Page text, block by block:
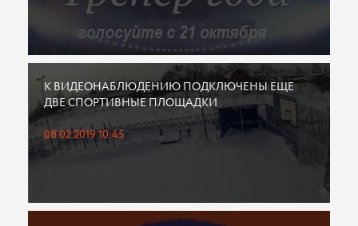
К ВИДЕОНАБЛЮДЕНИЮ ПОДКЛЮЧЕНЫ ЕЩЕ
ДВЕ СПОРТИВНЫЕ ПЛОЩАДКИ
08.02.2019 10:45